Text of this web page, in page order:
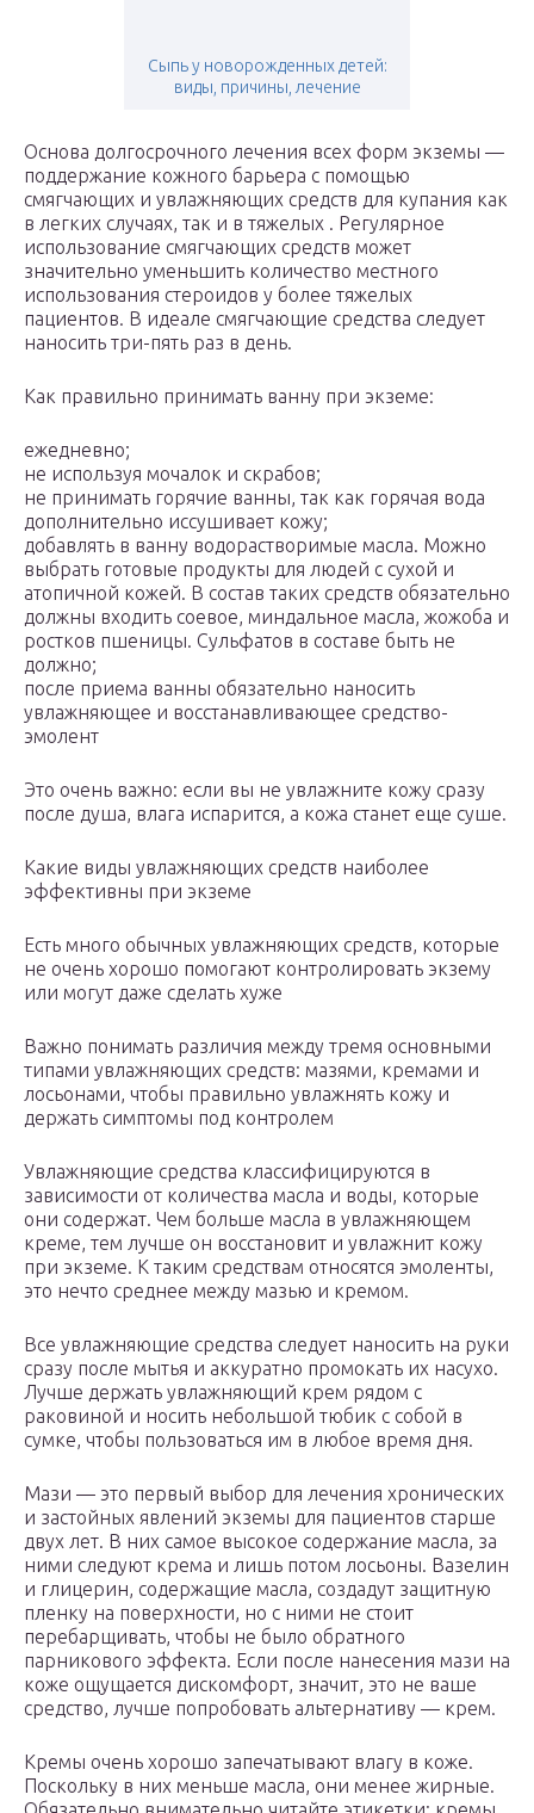
Сыпь у новорожденных детей:
виды, причины, лечение
Основа долгосрочного лечения всех форм экземы —
поддержание кожного барьера с помощью
смягчающих и увлажняющих средств для купания как
в легких случаях, так и в тяжелых . Регулярное
использование смягчающих средств может
значительно уменьшить количество местного
использования стероидов у более тяжелых
пациентов. В идеале смягчающие средства следует
наносить три-пять раз в день.
Как правильно принимать ванну при экземе:
ежедневно;
не используя мочалок и скрабов;
не принимать горячие ванны, так как горячая вода
дополнительно иссушивает кожу;
добавлять в ванну водорастворимые масла. Можно
выбрать готовые продукты для людей с сухой и
атопичной кожей. В состав таких средств обязательно
должны входить соевое, миндальное масла, жожоба и
ростков пшеницы. Сульфатов в составе быть не
должно;
после приема ванны обязательно наносить
увлажняющее и восстанавливающее средство-
эмолент
Это очень важно: если вы не увлажните кожу сразу
после душа, влага испарится, а кожа станет еще суше.
Какие виды увлажняющих средств наиболее
эффективны при экземе
Есть много обычных увлажняющих средств, которые
не очень хорошо помогают контролировать экзему
или могут даже сделать хуже
Важно понимать различия между тремя основными
типами увлажняющих средств: мазями, кремами и
лосьонами, чтобы правильно увлажнять кожу и
держать симптомы под контролем
Увлажняющие средства классифицируются в
зависимости от количества масла и воды, которые
они содержат. Чем больше масла в увлажняющем
креме, тем лучше он восстановит и увлажнит кожу
при экземе. К таким средствам относятся эмоленты,
это нечто среднее между мазью и кремом.
Все увлажняющие средства следует наносить на руки
сразу после мытья и аккуратно промокать их насухо.
Лучше держать увлажняющий крем рядом с
раковиной и носить небольшой тюбик с собой в
сумке, чтобы пользоваться им в любое время дня.
Мази — это первый выбор для лечения хронических
и застойных явлений экземы для пациентов старше
двух лет. В них самое высокое содержание масла, за
ними следуют крема и лишь потом лосьоны. Вазелин
и глицерин, содержащие масла, создадут защитную
пленку на поверхности, но с ними не стоит
перебарщивать, чтобы не было обратного
парникового эффекта. Если после нанесения мази на
коже ощущается дискомфорт, значит, это не ваше
средство, лучше попробовать альтернативу — крем.
Кремы очень хорошо запечатывают влагу в коже.
Поскольку в них меньше масла, они менее жирные.